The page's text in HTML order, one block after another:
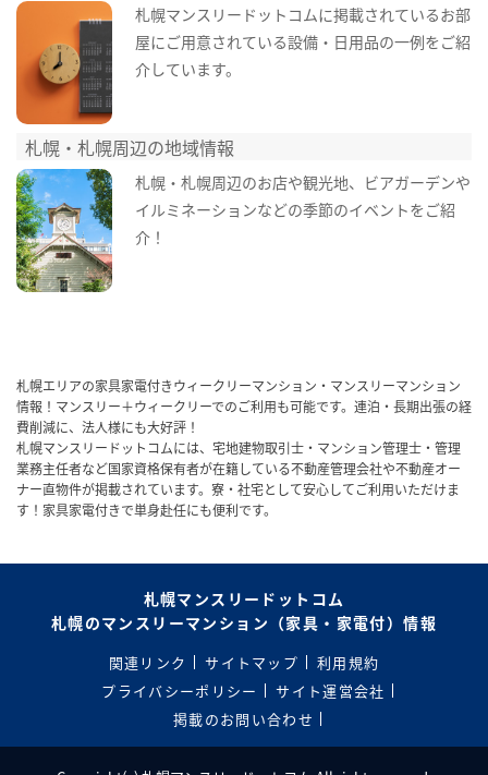
札幌マンスリードットコムに掲載されているお部
屋にご用意されている設備・日用品の一例をご紹
介しています。
札幌・札幌周辺の地域情報
札幌・札幌周辺のお店や観光地、ビアガーデンや
イルミネーションなどの季節のイベントをご紹
介！
札幌エリアの家具家電付きウィークリーマンション・マンスリーマンション
情報！マンスリー＋ウィークリーでのご利用も可能です。連泊・長期出張の経
費削減に、法人様にも大好評！
札幌マンスリードットコムには、宅地建物取引士・マンション管理士・管理
業務主任者など国家資格保有者が在籍している不動産管理会社や不動産オー
ナー直物件が掲載されています。寮・社宅として安心してご利用いただけま
す！家具家電付きで単身赴任にも便利です。
札幌マンスリードットコム
札幌のマンスリーマンション（家具・家電付）情報
関連リンク サイトマップ
利用規約
プライバシーポリシー
サイト運営会社
掲載のお問い合わせ